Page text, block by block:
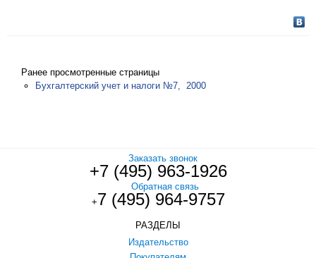
Ранее просмотренные страницы
Бухгалтерский учет и налоги №7, 2000
Заказать звонок
+7 (495) 963-1926
Обратная связь
+7 (495) 964-9757
РАЗДЕЛЫ
Издательство